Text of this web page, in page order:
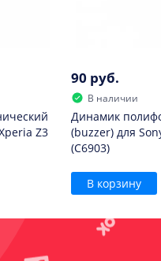
Z3
90 руб.
В наличии
Динамик
(buzzer) для
(C6903)
В корзину